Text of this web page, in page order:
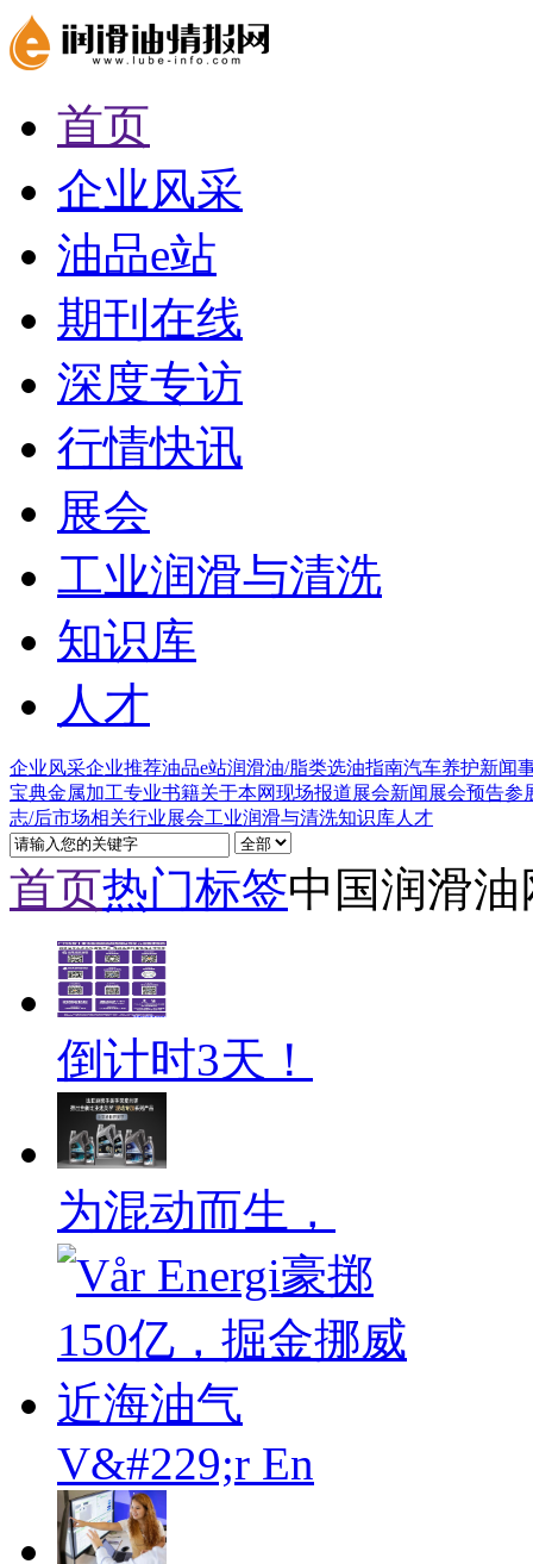
首页
企业风采
油品e站
期刊在线
深度专访
行情快讯
展会
工业润滑与清洗
知识库
人才
企业风采企业推荐油品e站润滑油/脂类选油指南汽车养护新闻
宝典金属加工专业书籍关于本网现场报道展会新闻 展会预告参
志/后市场相关行业展会工业润滑与清洗知识库人才
首页热门标签中国润滑油
倒计时3天！
为混动而生，
V&#229;r En